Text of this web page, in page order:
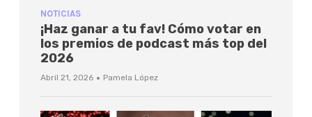
NOTICIAS
¡Haz ganar a tu fav! Cómo votar en
los premios de podcast más top del
2026
Abril 21, 2026 · Pamela López